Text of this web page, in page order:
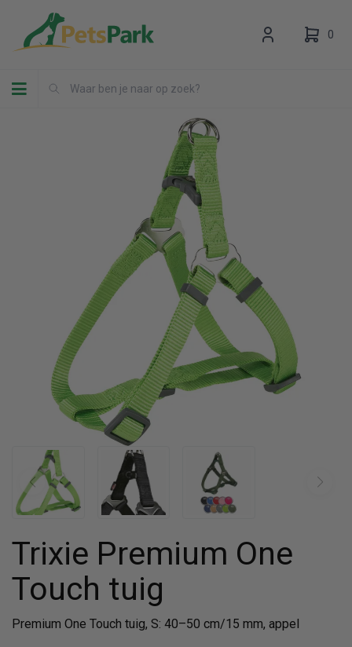
Toggle navigation
0
Uw winkelwagen is leeg.
Vul hem met producten.
Trixie Premium One
Touch tuig
Premium One Touch tuig, S: 40–50 cm/15 mm, appel